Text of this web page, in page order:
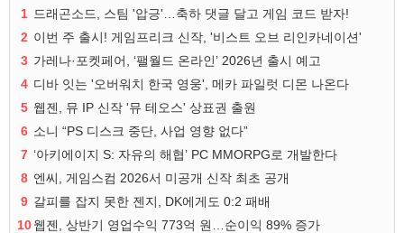
1 드래곤소드, 스팀 '압긍'…축하 댓글 달고 게임 코드 받자!
2 이번 주 출시! 게임프리크 신작, '비스트 오브 리인카네이션'
3 가레나·포켓페어, ‘팰월드 온라인’ 2026년 출시 예고
4 디바 잇는 '오버워치 한국 영웅', 메카 파일럿 디몬 나온다
5 웹젠, 뮤 IP 신작 '뮤 테오스' 상표권 출원
6 소니 “PS 디스크 중단, 사업 영향 없다”
7 ‘아키에이지 S: 자유의 해협’ PC MMORPG로 개발한다
8 엔씨, 게임스컴 2026서 미공개 신작 최초 공개
9 갈피를 잡지 못한 젠지, DK에게도 0:2 패배
10웹젠, 상반기 영업수익 773억 원…순이익 89% 증가